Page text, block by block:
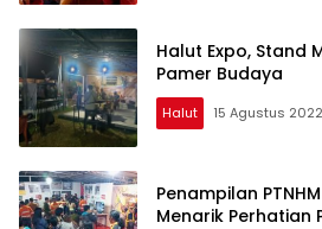
Halut Expo, Stand
Pamer Budaya
Halut 15 Agustus 2022
Penampilan
Menarik Perhatian